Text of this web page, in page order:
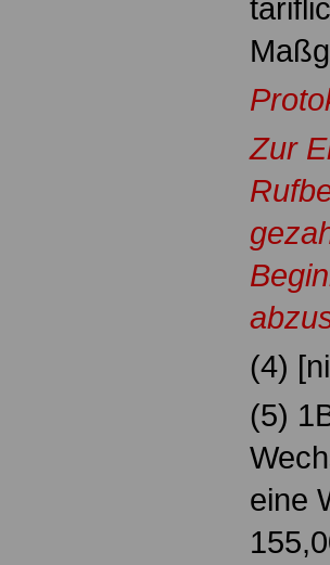
Zur
(4)
(5)
eine